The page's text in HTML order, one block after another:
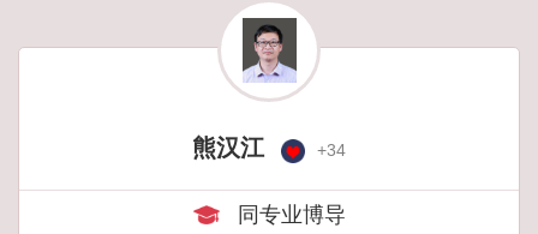
熊汉江 +34
同专业博导